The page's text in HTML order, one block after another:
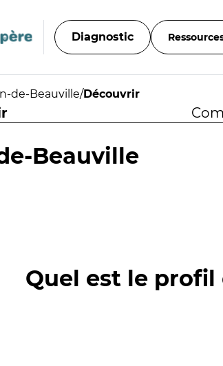
Diagnostic
de-Beauville/Découvrir
Beauville
Quel est le